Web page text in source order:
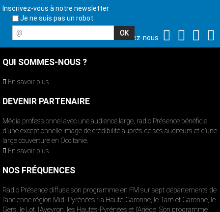
Inscrivez-vous à notre newsletter
Je ne suis pas un robot
@
Suivez-nous
QUI SOMMES-NOUS ?
En savoir plus
DEVENIR PARTENAIRE
Média professionnel avec une audience large, radio Présence bénéficie
d’une exceptionnelle image de crédibilité auprès de ses auditeurs et d’une
large couverture en Occitanie.
En savoir plus
NOS FRÉQUENCES
Radio Présence diffuse son programme en FM sur sept départements de
l’ancienne région Midi-Pyrénées : la Haute-Garonne, le Tarn et Garonne, le
Gers, le Lot, l’Aveyron, les Hautes-Pyrénées et l’Ariège. Son programme